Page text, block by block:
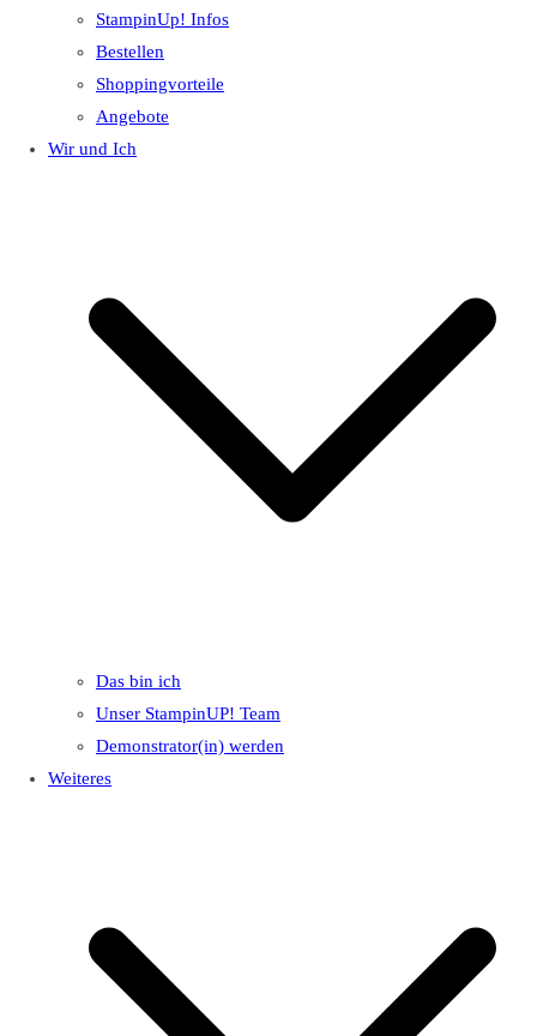
StampinUp! Infos
Bestellen
Shoppingvorteile
Angebote
Wir und Ich
Das bin ich
Unser StampinUP! Team
Demonstrator(in) werden
Weiteres